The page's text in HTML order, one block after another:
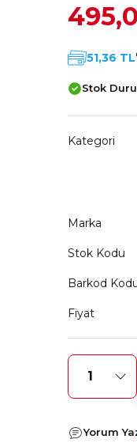
51,36 TL
Stok
Kategori
Marka
Stok Kodu
Barkod
Fiyat
Yorum